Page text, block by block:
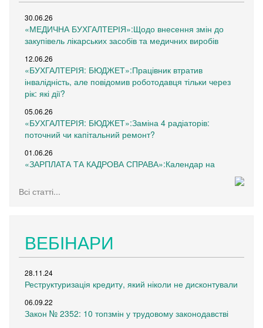
30.06.26
«МЕДИЧНА БУХГАЛТЕРІЯ»:Щодо внесення змін до
закупівель лікарських засобів та медичних виробів
12.06.26
«БУХГАЛТЕРІЯ: БЮДЖЕТ»:Працівник втратив
інвалідність, але повідомив роботодавця тільки через
рік: які дії?
05.06.26
«БУХГАЛТЕРІЯ: БЮДЖЕТ»:Заміна 4 радіаторів:
поточний чи капітальний ремонт?
01.06.26
«ЗАРПЛАТА ТА КАДРОВА СПРАВА»:Календар на
29.05.26
26.05.26
«ЗАРПЛАТА ТА КАДРОВА СПРАВА»:Звіт щодо внеску
на підтримку працевлаштування осіб з інвалідністю
повинні подавати всі роботодавці
22.05.26
«БУХГАЛТЕРІЯ: БЮДЖЕТ»:Відпустка без збереження
зарплати тривала цілий місяць, крім двох вихідних:
Всі статті...
ВЕБІНАРИ
28.11.24
Реструктуризація кредиту, який ніколи не дисконтували
06.09.22
Закон № 2352: 10 топзмін у трудовому законодавстві